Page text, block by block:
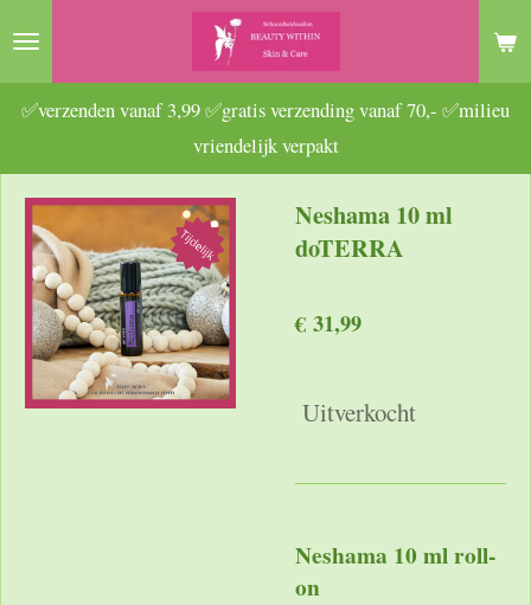
Ga
naar
hoofdinhoud
✅verzenden vanaf 3,99 ✅gratis verzending vanaf 70,- ✅milieu
vriendelijk verpakt
Neshama 10 ml
doTERRA
€ 31,99
Uitverkocht
Neshama 10 ml roll-
on